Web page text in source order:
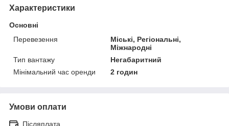
Характеристики
Основні
Перевезення
Міські, Регіональні,
Міжнародні
Тип вантажу
Негабаритний
Мінімальний час оренди
2 годин
Умови оплати
Післяплата